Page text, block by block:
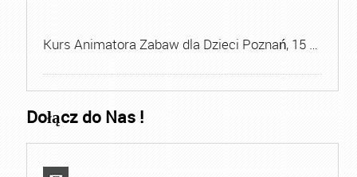
Kurs Animatora Zabaw dla Dzieci Poznań, 15 …
Dołącz do Nas !